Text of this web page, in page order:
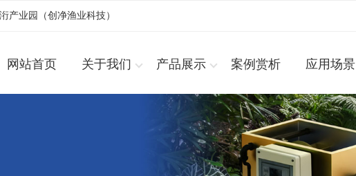
产业园（创净渔业科技）
网站首页 关于我们 产品展示 案例赏析 应用场景